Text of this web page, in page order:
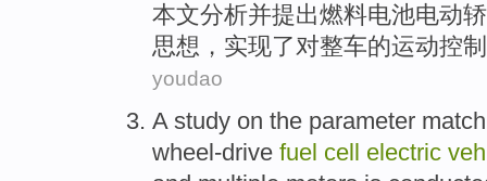
本文分析并提出燃料电池电动
思想， 实现了对整车的运动控
youdao
A study on the parameter
wheel-drive fuel cell electric